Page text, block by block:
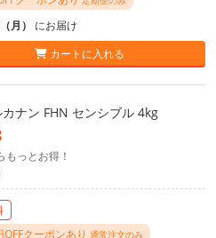
月） にお届け
カートに入れる
カナン FHN センシブル 4kg
もっとお得！
クーポンあり 通常注文のみ